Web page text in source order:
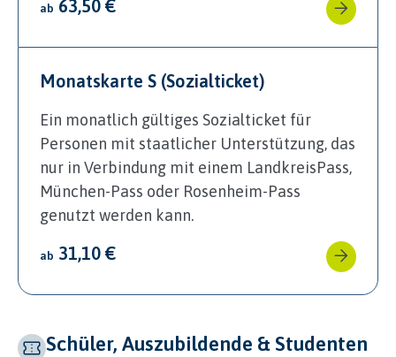
ab 63,50 €
Monatskarte S (Sozialticket)
Ein monatlich gültiges Sozialticket für
Personen mit staatlicher Unterstützung, das
nur in Verbindung mit einem LandkreisPass,
München-Pass oder Rosenheim-Pass
genutzt werden kann.
ab 31,10 €
Schüler, Auszubildende & Studenten